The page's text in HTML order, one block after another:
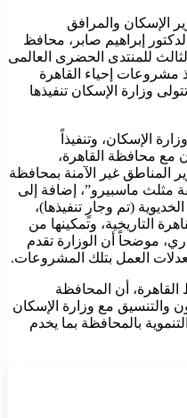
الإسكان والمرافق
إبراهيم صابر، محافظ
للمنتدى الحضرى العالمى
تنفيذ مشروعات إحياء القاهرة
وزارة الإسكان تنفيذها
الإسكان، وتنفيذاً
مع محافظة القاهرة،
المناطق غير الآمنة بمحافظة
مثلث ماسبيرو”، إضافة إلى
(تم وجارٍ تنفيذها)،
التاريخية، وتمكينها من
موضحاً أن الوزارة تقدم
العمل بتلك المشروعات.
أن المحافظة
والتنسيق مع وزارة الإسكان
بالمحافظة بما يخدم